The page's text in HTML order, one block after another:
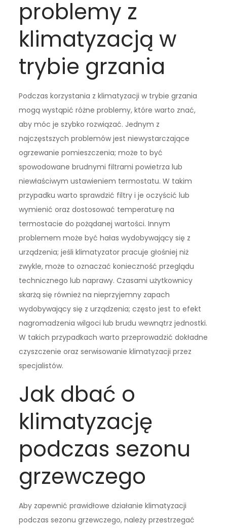
problemy z
klimatyzacją w
trybie grzania
Podczas korzystania z klimatyzacji w trybie grzania
mogą wystąpić różne problemy, które warto znać,
aby móc je szybko rozwiązać. Jednym z
najczęstszych problemów jest niewystarczające
ogrzewanie pomieszczenia; może to być
spowodowane brudnymi filtrami powietrza lub
niewłaściwym ustawieniem termostatu. W takim
przypadku warto sprawdzić filtry i je oczyścić lub
wymienić oraz dostosować temperaturę na
termostacie do pożądanej wartości. Innym
problemem może być hałas wydobywający się z
urządzenia; jeśli klimatyzator pracuje głośniej niż
zwykle, może to oznaczać konieczność przeglądu
technicznego lub naprawy. Czasami użytkownicy
skarżą się również na nieprzyjemny zapach
wydobywający się z urządzenia; często jest to efekt
nagromadzenia wilgoci lub brudu wewnątrz jednostki.
W takich przypadkach warto przeprowadzić dokładne
czyszczenie oraz serwisowanie klimatyzacji przez
specjalistów.
Jak dbać o
klimatyzację
podczas sezonu
grzewczego
Aby zapewnić prawidłowe działanie klimatyzacji
podczas sezonu grzewczego, należy przestrzegać